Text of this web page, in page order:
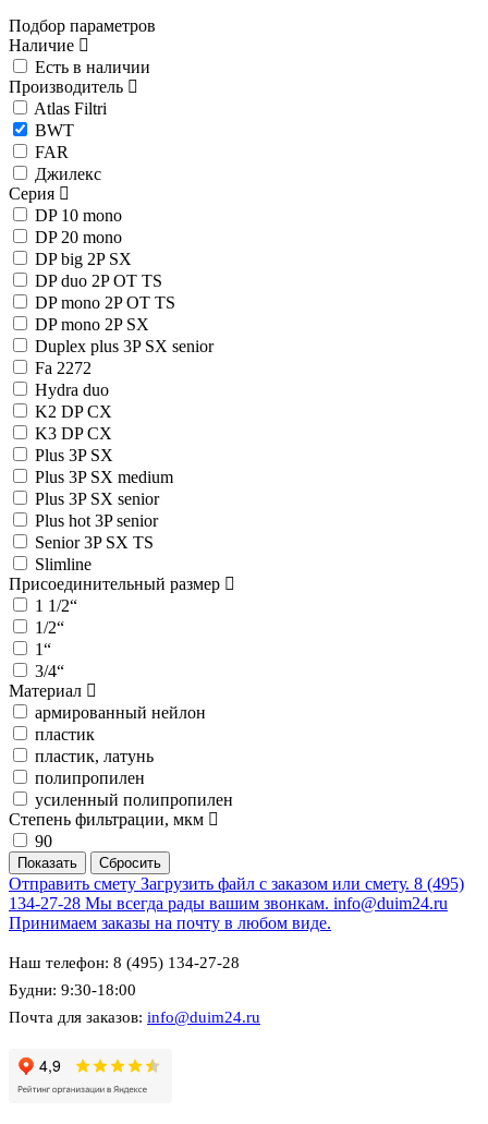
Подбор параметров
Наличие
Есть в наличии
Производитель
Atlas Filtri
BWT
FAR
Джилекс
Серия
DP 10 mono
DP 20 mono
DP big 2P SX
DP duo 2P OT TS
DP mono 2P OT TS
DP mono 2P SX
Duplex plus 3P SX senior
Fa 2272
Hydra duo
K2 DP CX
K3 DP CX
Plus 3P SX
Plus 3P SX medium
Plus 3P SX senior
Plus hot 3P senior
Senior 3P SX TS
Slimline
Присоединительный размер
1 1/2“
1/2“
1“
3/4“
Материал
армированный нейлон
пластик
пластик, латунь
полипропилен
усиленный полипропилен
Степень фильтрации, мкм
90
Отправить смету Загрузить файл с заказом или смету. 8 (495)
134-27-28 Мы всегда рады вашим звонкам. info@duim24.ru
Принимаем заказы на почту в любом виде.
Наш телефон: 8 (495) 134-27-28
Будни: 9:30-18:00
Почта для заказов: info@duim24.ru